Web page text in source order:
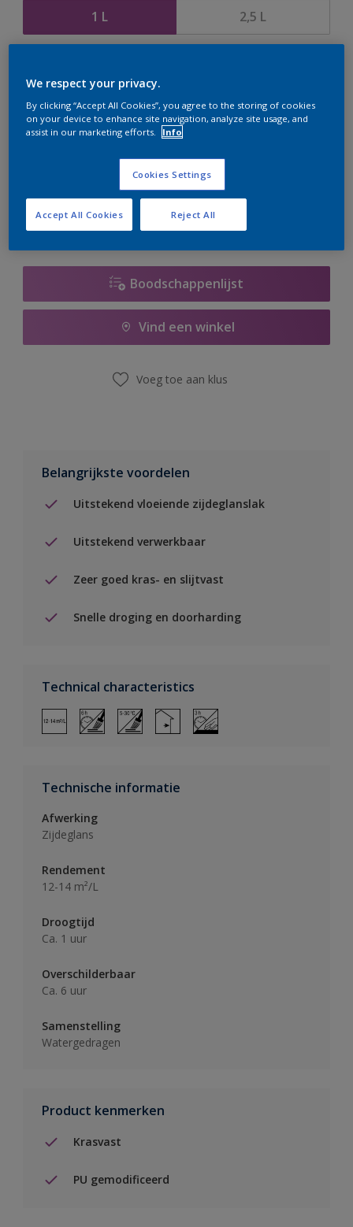
1 L 2,5 L
er hard aan om de voorraad aan te vullen.
Boodschappenlijst
Vind een winkel
Voeg toe aan klus
Belangrijkste voordelen
Uitstekend vloeiende zijdeglanslak
Uitstekend verwerkbaar
Zeer goed kras- en slijtvast
Snelle droging en doorharding
Technical characteristics
Technische informatie
Afwerking
Zijdeglans
Rendement
12-14 m²/L
Droogtijd
Ca. 1 uur
Overschilderbaar
Ca. 6 uur
Samenstelling
Watergedragen
Product kenmerken
Krasvast
PU gemodificeerd
We respect your privacy.
By clicking “Accept All Cookies”, you agree to the storing of cookies
on your device to enhance site navigation, analyze site usage, and
assist in our marketing efforts.
Info
Cookies Settings
Reject All
Accept All Cookies